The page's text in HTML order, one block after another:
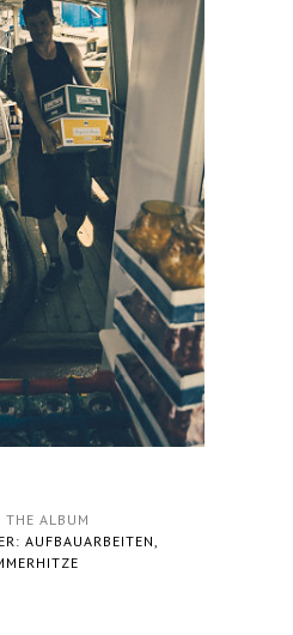
THE ALBUM
AUFBAUARBEITEN,